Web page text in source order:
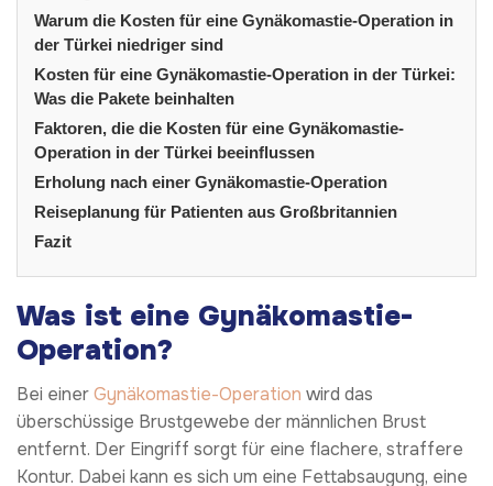
Warum die Kosten für eine Gynäkomastie-Operation in
der Türkei niedriger sind
Kosten für eine Gynäkomastie-Operation in der Türkei:
Was die Pakete beinhalten
Faktoren, die die Kosten für eine Gynäkomastie-
Operation in der Türkei beeinflussen
Erholung nach einer Gynäkomastie-Operation
Reiseplanung für Patienten aus Großbritannien
Fazit
Was ist eine Gynäkomastie-
Operation?
Bei einerGynäkomastie-Operation wird das
überschüssige Brustgewebe der männlichen Brust
entfernt. Der Eingriff sorgt für eine flachere, straffere
Kontur. Dabei kann es sich um eine Fettabsaugung, eine